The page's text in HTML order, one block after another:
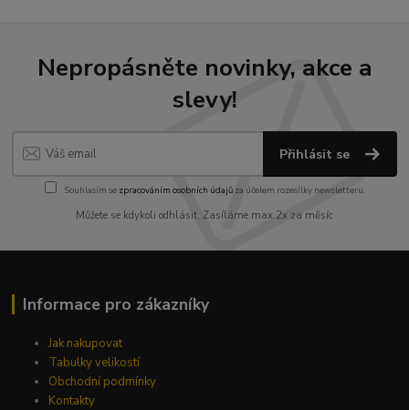
Nepropásněte novinky, akce a
slevy!
Přihlásit se
Souhlasím se zpracováním osobních údajůza účelem rozesílky newsletteru.
Můžete se kdykoli odhlásit. Zasíláme max.2x za měsíc
Informace pro zákazníky
Jak nakupovat
Tabulky velikostí
Obchodní podmínky
Kontakty